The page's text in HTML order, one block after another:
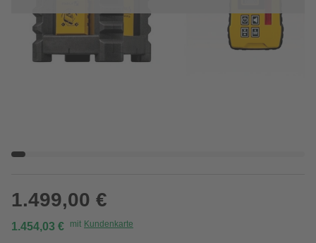
1.499,00 €
1.454,03 € mit Kundenkarte